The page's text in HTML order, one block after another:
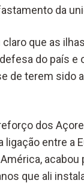
da
claro que as
do país e
de terem sido
dos
ligação entre a
acabou
que ali